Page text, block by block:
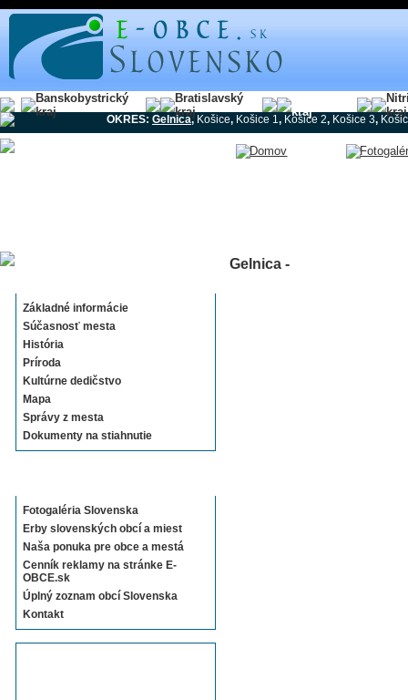
Banskobystrický
kraj
Bratislavský
kraj
kraj
kraj
OKRES: Gelnica, Košice, Košice 1, Košice 2, Košice 3,
Základné informácie
Súčasnosť mesta
História
Príroda
Kultúrne dedičstvo
Mapa
Správy z mesta
Dokumenty na stiahnutie
Fotogaléria Slovenska
Erby slovenských obcí a miest
Naša ponuka pre obce a mestá
Cenník reklamy na stránke E-
OBCE.sk
Úplný zoznam obcí Slovenska
Kontakt
Gelnica -